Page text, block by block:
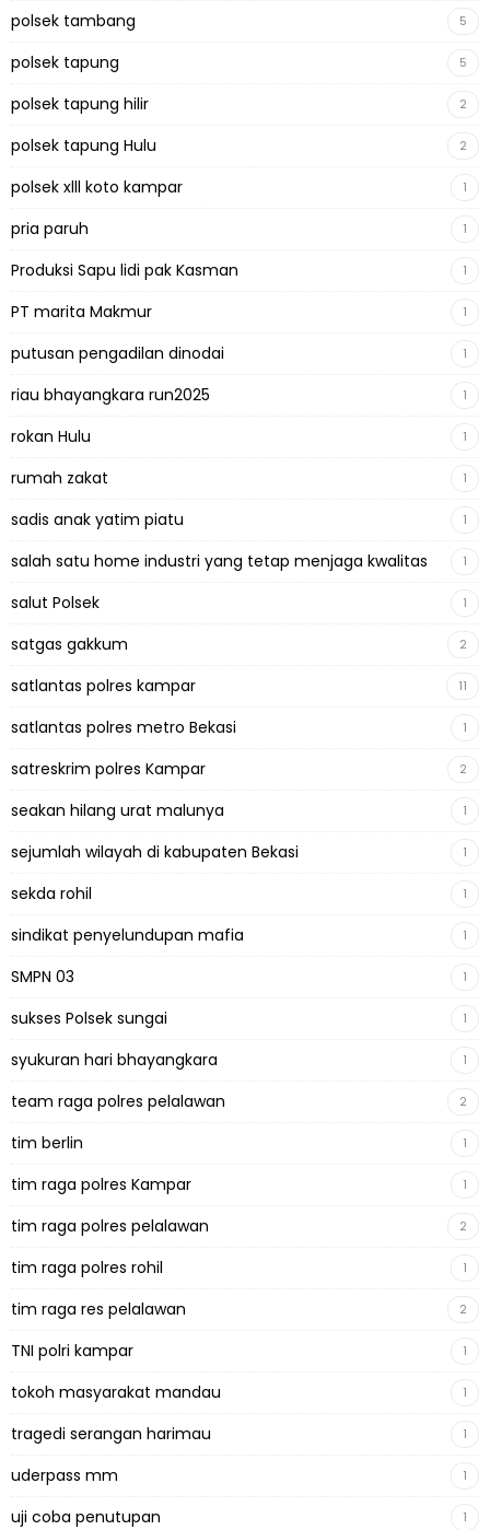
polsek tambang 5
polsek tapung 5
polsek tapung hilir 2
polsek tapung Hulu 2
polsek xlll koto kampar 1
pria paruh 1
Produksi Sapu lidi pak Kasman 1
PT marita Makmur 1
putusan pengadilan dinodai 1
riau bhayangkara run2025 1
rokan Hulu 1
rumah zakat 1
sadis anak yatim piatu 1
salah satu home industri yang tetap menjaga kwalitas 1
salut Polsek 1
satgas gakkum 2
satlantas polres kampar 11
satlantas polres metro Bekasi 1
satreskrim polres Kampar 2
seakan hilang urat malunya 1
sejumlah wilayah di kabupaten Bekasi 1
sekda rohil 1
sindikat penyelundupan mafia 1
SMPN 03 1
sukses Polsek sungai 1
syukuran hari bhayangkara 1
team raga polres pelalawan 2
tim berlin 1
tim raga polres Kampar 1
tim raga polres pelalawan 2
tim raga polres rohil 1
tim raga res pelalawan 2
TNI polri kampar 1
tokoh masyarakat mandau 1
tragedi serangan harimau 1
uderpass mm 1
uji coba penutupan 1